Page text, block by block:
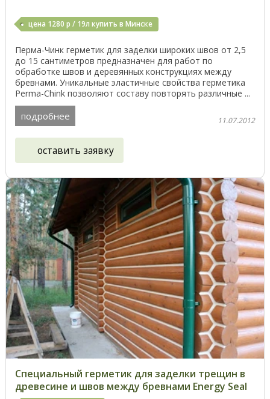
цена 1280 р / 19л купить в Минске
Перма-Чинк герметик для заделки широких швов от 2,5
до 15 сантиметров предназначен для работ по
обработке швов и деревянных конструкциях между
бревнами. Уникальные эластичные свойства герметика
Perma-Chink позволяют составу повторять различные ...
подробнее 11.07.2012
оставить заявку
Специальный герметик для заделки трещин в
древесине и швов между бревнами Energy Seal